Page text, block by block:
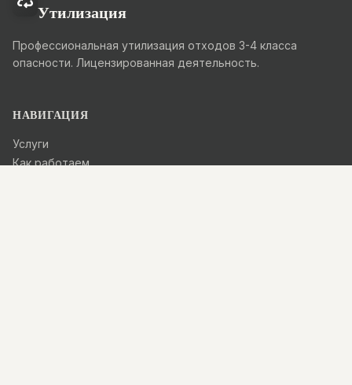
Утилизация
Профессиональная утилизация отходов 3-4 класса
опасности. Лицензированная деятельность.
НАВИГАЦИЯ
Услуги
Как работаем